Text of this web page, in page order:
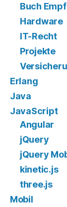
Buch
Hardware
IT-Recht
Projekte
Erlang
Java
JavaScript
Angular
jQuery
jQuery
kinetic.js
three.js
Mobil